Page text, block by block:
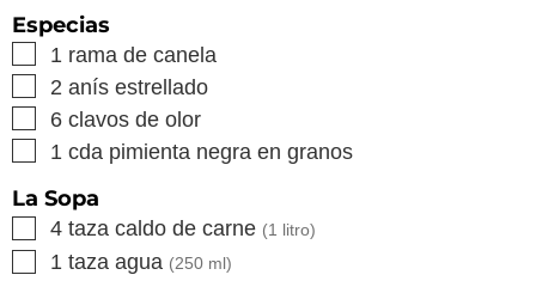
Especias
▢
1 rama de canela
▢
2 anís estrellado
▢
6 clavos de olor
▢
1 cda pimienta negra en granos
La Sopa
▢
4 taza caldo de carne (1 litro)
▢
1 taza agua (250 ml)